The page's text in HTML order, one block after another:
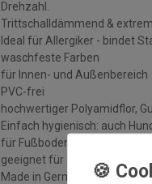
Drehzahl.
Trittschalldämmend &
Ideal für Allergiker - bindet
waschfeste Farben
für Innen- und Außenbereich
PVC-frei
hochwertiger Polyamidflor,
Einfach hygienisch: auch
für Fußbodenheizung geeignet
geeignet für alle sauberen,
Made in Germany